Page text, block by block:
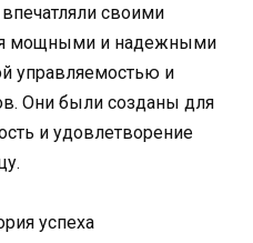
своими
мощными и надежными
управляемостью и
Они были созданы для
и удовлетворение
успеха